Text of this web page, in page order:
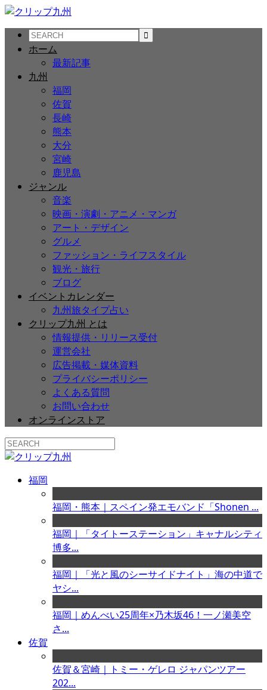
ホーム
最新記事
九州
福岡
佐賀
長崎
熊本
大分
宮崎
鹿児島
ジャンル
音楽
映画・演劇・アニメ・マンガ
アート・デザイン
グルメ
ファッション・ライフスタイル
観光・旅行
ブログ
イベントカレンダー
九州旅タイプ占い
クリップ九州 とは
情報提供・リリース受付
運営会社
広告掲載・媒体資料
プライバシーポリシー
よくある質問
お問い合わせ
オンラインストア
福岡
福岡・熊本｜スペイン発エモバンド「Shonen ...
福岡｜「タイトーステーション」キャナルシティ
博多...
福岡｜「光と風のシーサイドナイト」海の中道で
ヤシ...
福岡｜めんべい25周年×乃木坂46！一ノ瀬美空
さ...
佐賀
佐賀＆宮崎｜トミー・ゲレロ ジャパンツアー
202...